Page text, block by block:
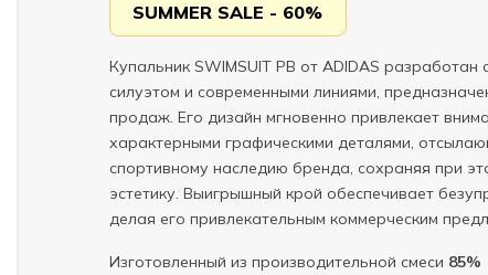
SUMMER SALE - 60%
Купальник SWIMSUIT PB от ADIDAS разработан
силуэтом и современными линиями,
продаж. Его дизайн мгновенно привлекает
характерными графическими деталями,
спортивному наследию бренда, сохраняя при
эстетику. Выигрышный крой обеспечивает
делая его привлекательным коммерческим
Изготовленный из производительной смеси 85%